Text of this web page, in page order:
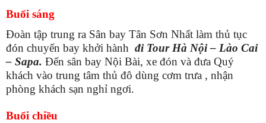
Buổi sáng
Đoàn tập trung ra Sân bay Tân Sơn Nhất làm thủ tục
đón chuyến bay khởi hành đi Tour Hà Nội – Lào Cai
– Sapa. Đến sân bay Nội Bài, xe đón và đưa Quý
khách vào trung tâm thủ đô dùng cơm trưa , nhận
phòng khách sạn nghỉ ngơi.
Buổi chiều